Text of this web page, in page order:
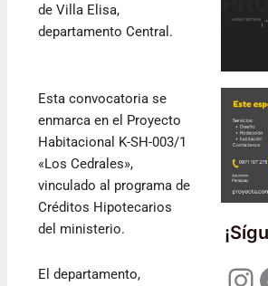
de Villa Elisa,
departamento Central.
Esta convocatoria se
enmarca en el Proyecto
Habitacional K-SH-003/1
«Los Cedrales»,
vinculado al programa de
Créditos Hipotecarios
del ministerio.
El departamento,